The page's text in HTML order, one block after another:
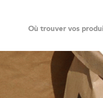
Où trouver vos